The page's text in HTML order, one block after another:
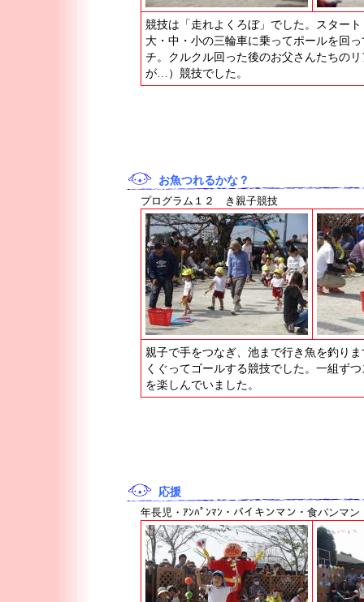
競技は「走れよくろぼ」でした。スター
大・中・小の三輪車に乗ってポールを回
チ。クルクル回った後のお父さんたちの
が…）競技でした。
お魚つれるかな？
プログラム１２ き親子競技
親子で手をつなぎ、池まで行き魚を釣り
くぐってゴールする競技でした。一組ず
を楽しんでいました。
応援
年長児・ｱﾝﾊﾟﾝﾏﾝ・バイキンマン・食パンマン